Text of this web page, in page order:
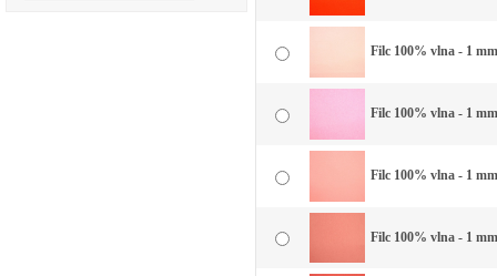
Filc 100% vlna - 1
Filc 100% vlna - 1
Filc 100% vlna - 1
Filc 100% vlna - 1